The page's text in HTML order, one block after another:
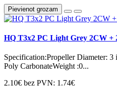
Pievienot grozam
HQ T3x2 PC Light Grey 2CW +
Specification:Propeller Diameter:
Poly CarbonateWeight :0...
2.10€ bez PVN: 1.74€